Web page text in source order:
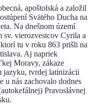
apoštolská a založil
Svätého Ducha na
Na dnešnom území
sv. vierozvestcov Cyrila a
tu v roku 863 prišli na
Aj napriek
Moravy, zákaze
jazyku, tvrdej latinizácii
u nás zachovalo dodnes
Pravoslávnej